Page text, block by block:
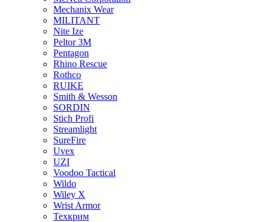
Mechanix Wear
MILITANT
Nite Ize
Peltor 3M
Pentagon
Rhino Rescue
Rothco
RUIKE
Smith & Wesson
SORDIN
Stich Profi
Streamlight
SureFire
Uvex
UZI
Voodoo Tactical
Wildo
Wiley X
Wrist Armor
Техкрим